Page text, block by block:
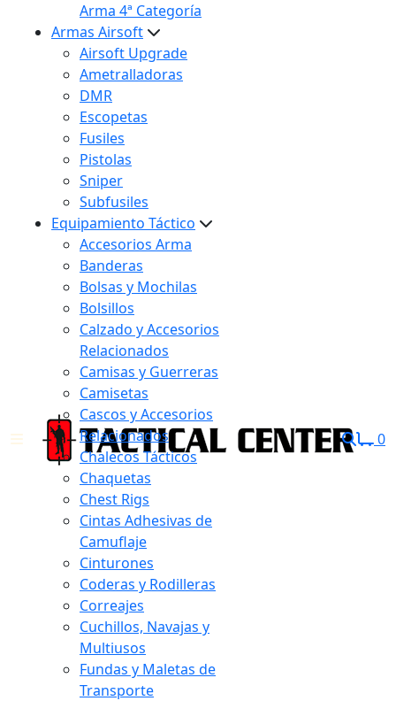
Arma 4ª Categoría
Armas Airsoft
Airsoft Upgrade
Ametralladoras
DMR
Escopetas
Fusiles
Pistolas
Sniper
Subfusiles
Equipamiento Táctico
Accesorios Arma
Banderas
Bolsas y Mochilas
Bolsillos
Calzado y Accesorios
Relacionados
Camisas y Guerreras
Camisetas
Cascos y Accesorios
Relacionados
Chalecos Tácticos
Chaquetas
Chest Rigs
Cintas Adhesivas de
Camuflaje
Cinturones
Coderas y Rodilleras
Correajes
Cuchillos, Navajas y
Multiusos
Fundas y Maletas de
Transporte
0